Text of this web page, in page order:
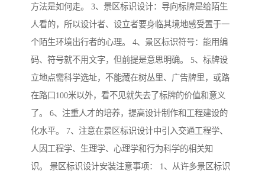
方法是如何走。 3、景区标识设计：导向标牌是给陌生
人看的，所以设计者、设立者要身临其境地感受置于一
个陌生环境出行者的心理。 4、景区标识符号：能用编
码、符号就不用文字，但前提是意思明确。 5、标牌设
立地点需科学选址，不能藏在树丛里、广告牌里，或路
在路口100米以外，看不见就失去了标牌的价值和意义
了。 6、注重人才的培养，提高设计制作和工程建设的
化水平。 7、注意在景区标识设计中引入交通工程学、
人因工程学、生理学、心理学和行为科学的相关知
识。 景区标识设计安装注意事项： 1、从许多景区标识